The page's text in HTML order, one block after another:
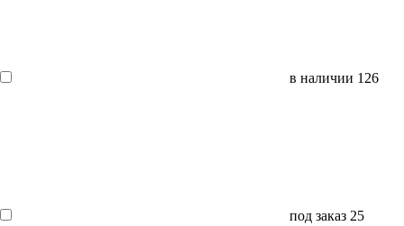
в наличии 126
под заказ 25